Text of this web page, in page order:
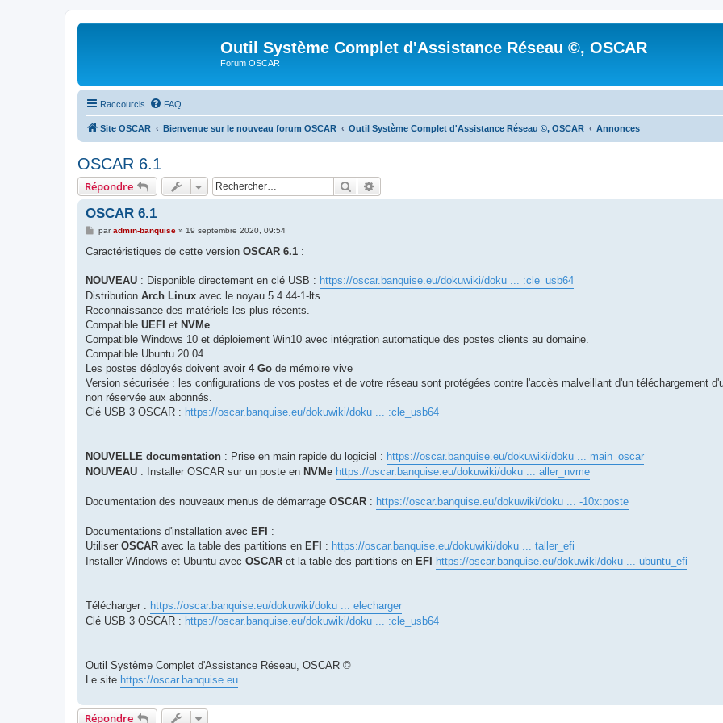
Outil Système Complet d'Assistance Réseau ©, OSCAR
Forum OSCAR
Raccourcis FAQ
Site OSCAR Bienvenue sur le nouveau forum OSCAR Outil Système Complet d'Assistance Réseau ©, OSCAR Annonces
OSCAR 6.1
Répondre Rechercher
OSCAR 6.1
M
s
g
paradmin-banquise» 19 septembre 2020, 09:54
Caractéristiques de cette version OSCAR 6.1 :
NOUVEAU : Disponible directement en clé USB : https://oscar.banquise.eu/dokuwiki/doku ... :cle_usb64
Distribution Arch Linux avec le noyau 5.4.44-1-lts
Reconnaissance des matériels les plus récents.
Compatible UEFI et NVMe
Compatible Windows 10 et déploiement Win10 avec intégration automatique des postes clients au domaine.
Compatible Ubuntu 20.04.
Les postes déployés doivent avoir 4 Go de mémoire vive
Version sécurisée : les configurations de vos postes et de votre réseau sont protégées contre l'accès malveillant d'un téléchargement
non réservée aux abonnés.
Clé USB 3 OSCAR : https://oscar.banquise.eu/dokuwiki/doku ... :cle_usb64
NOUVELLE documentation : Prise en main rapide du logiciel : https://oscar.banquise.eu/dokuwiki/doku ... main_oscar
NOUVEAU : Installer OSCAR sur un poste en NVMe https://oscar.banquise.eu/dokuwiki/doku ... aller_nvme
Documentation des nouveaux menus de démarrage OSCAR : https://oscar.banquise.eu/dokuwiki/doku ... -10x:poste
Documentations d'installation avec EFI :
Utiliser OSCAR avec la table des partitions en EFI : https://oscar.banquise.eu/dokuwiki/doku ... taller_efi
Installer Windows et Ubuntu avec OSCAR et la table des partitions en EFI https://oscar.banquise.eu/dokuwiki/doku ... ubuntu_efi
Télécharger : https://oscar.banquise.eu/dokuwiki/doku ... elecharger
Clé USB 3 OSCAR : https://oscar.banquise.eu/dokuwiki/doku ... :cle_usb64
Outil Système Complet d'Assistance Réseau, OSCAR ©
Le site https://oscar.banquise.eu
Répondre